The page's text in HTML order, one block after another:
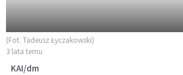
(Fot. Tadeusz Łyczakowski)
3 lata temu
KAI/dm